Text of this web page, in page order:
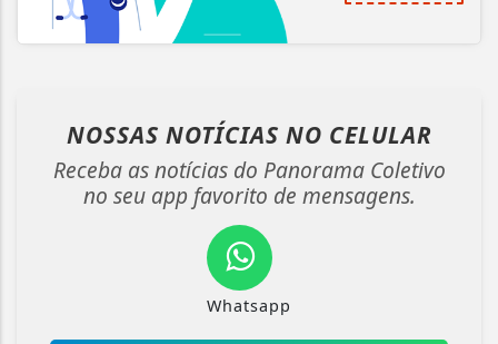
NOSSAS NOTÍCIAS NO CELULAR
Receba as notícias do Panorama Coletivo
no seu app favorito de mensagens.
Whatsapp